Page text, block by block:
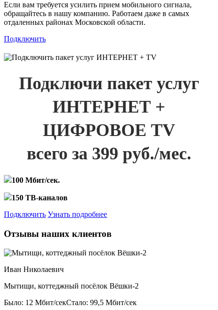
Если вам требуется усилить прием мобильного сигнала,
обращайтесь в нашу компанию. Работаем даже в самых
отдаленных районах Московской области.
Подключить
Подключи пакет услуг
ИНТЕРНЕТ +
ЦИФРОВОЕ TV
всего за 399 руб./мес.
100 Мбит/сек.
150 ТВ-каналов
Подключить Узнать подробнее
Отзывы наших клиентов
Иван Николаевич
Мытищи, коттеджный посёлок Вёшки-2
Было: 12 Мбит/секСтало: 99,5 Мбит/сек